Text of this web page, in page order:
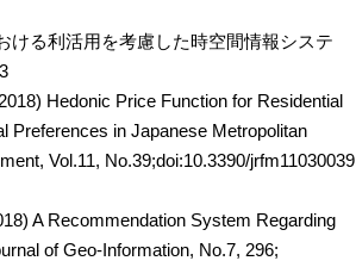
ける利活用を考慮した時空間情報システ
Hedonic Price Function for Residential
Preferences in Japanese Metropolitan
Vol.11, No.39;doi:10.3390/jrfm11030039
A Recommendation System Regarding
of Geo-Information, No.7, 296;